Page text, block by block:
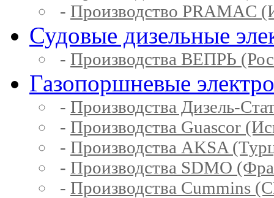
- Производство PRAMAC
Судовые дизельные
- Производства ВЕПРЬ
Газопоршневые
- Производства Дизель-
- Производства Guascor
- Производства AKSA
- Производства SDMO
- Производства Cummins